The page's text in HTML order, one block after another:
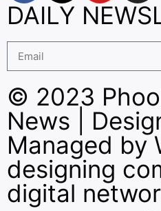
DAILY
© 2023
News |
Managed by
designing
digital